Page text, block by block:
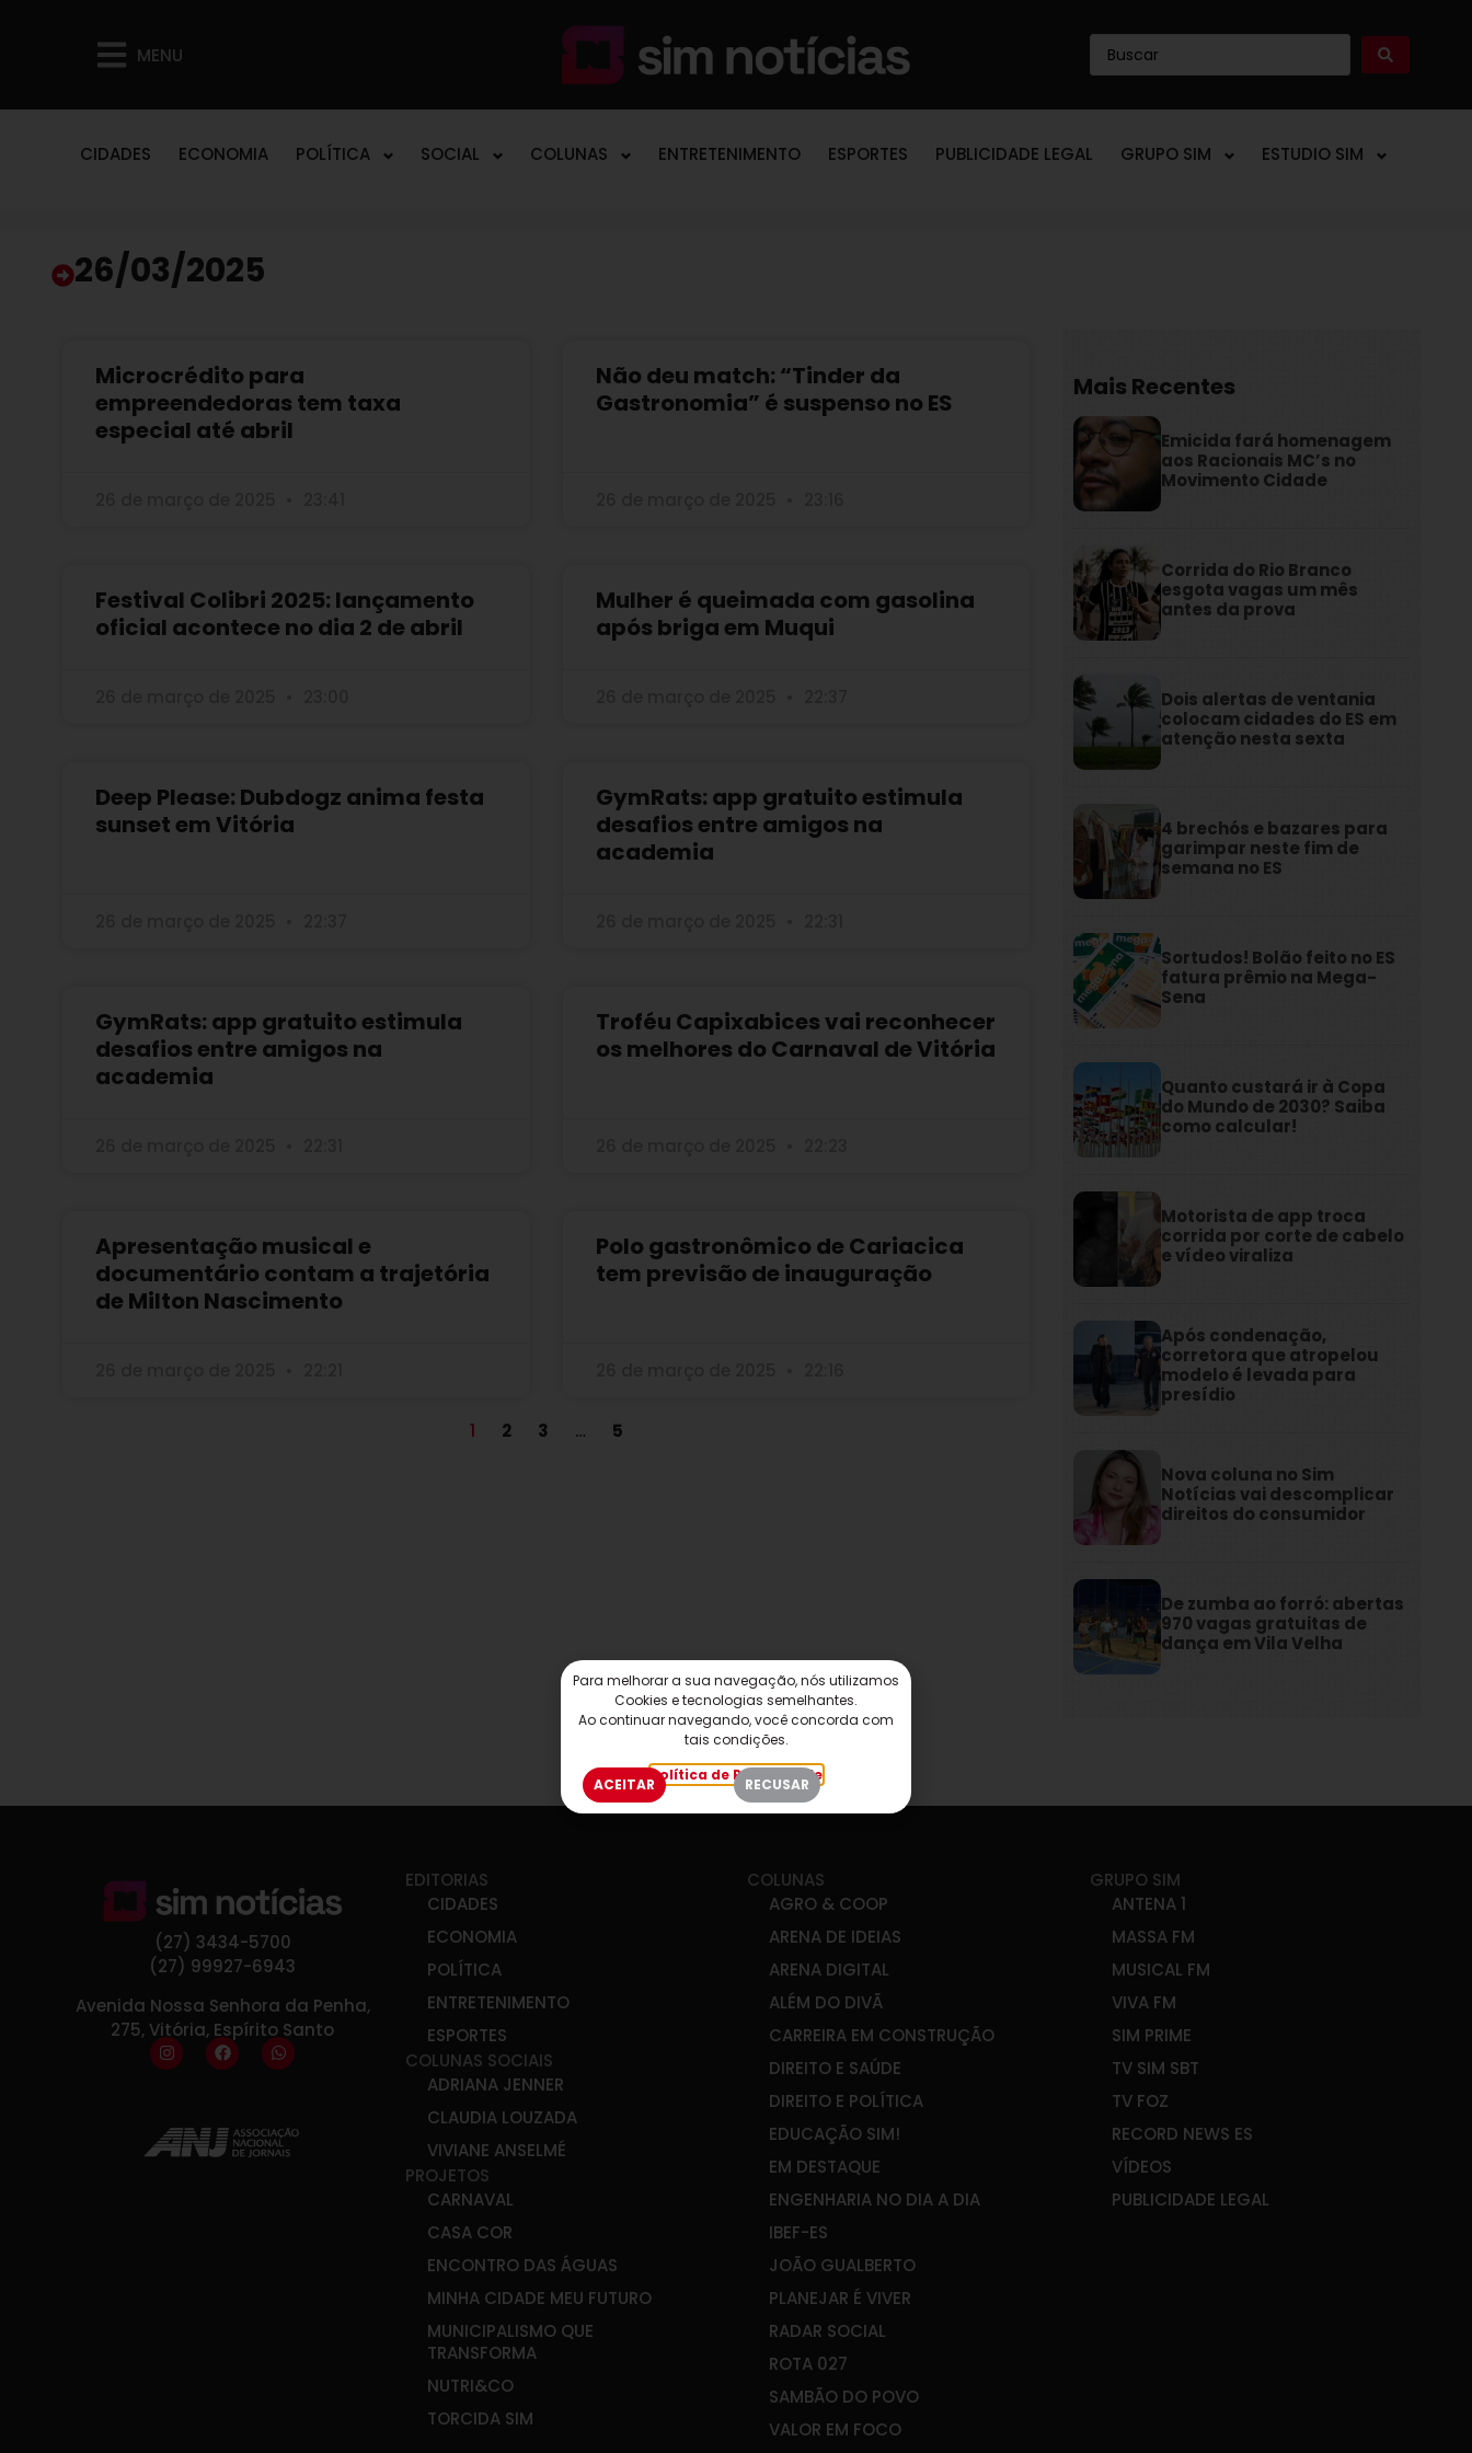
MENU
CIDADES ECONOMIA POLÍTICA SOCIAL COLUNAS ENTRETENIMENTO ESPORTES PUBLICIDADE LEGAL GRUPO SIM ESTUDIO SIM
26/03/2025
Microcrédito para
empreendedoras tem taxa
especial até abril
Não deu match: “Tinder da
Gastronomia” é suspenso no ES
Festival Colibri 2025: lançamento
oficial acontece no dia 2 de abril
Mulher é queimada com gasolina
após briga em Muqui
Deep Please: Dubdogz anima festa
sunset em Vitória
GymRats: app gratuito estimula
desafios entre amigos na
academia
GymRats: app gratuito estimula
desafios entre amigos na
academia
Troféu Capixabices vai reconhecer
os melhores do Carnaval de Vitória
Apresentação musical e
documentário contam a trajetória
de Milton Nascimento
Polo gastronômico de Cariacica
tem previsão de inauguração
1 2 3 … 5
Mais Recentes
Emicida fará homenagem
aos Racionais MC’s no
Movimento Cidade
Corrida do Rio Branco
esgota vagas um mês
antes da prova
Dois alertas de ventania
colocam cidades do ES em
atenção nesta sexta
4 brechós e bazares para
garimpar neste fim de
semana no ES
Sortudos! Bolão feito no ES
fatura prêmio na Mega-
Sena
Quanto custará ir à Copa
do Mundo de 2030? Saiba
como calcular!
Motorista de app troca
corrida por corte de cabelo
e vídeo viraliza
Após condenação,
corretora que atropelou
modelo é levada para
presídio
Nova coluna no Sim
Notícias vai descomplicar
direitos do consumidor
De zumba ao forró: abertas
970 vagas gratuitas de
dança em Vila Velha
(27) 3434-5700
(27) 99927-6943
Avenida Nossa Senhora da Penha,
275, Vitória, Espírito Santo
EDITORIAS
CIDADES
ECONOMIA
POLÍTICA
ENTRETENIMENTO
ESPORTES
COLUNAS SOCIAIS
ADRIANA JENNER
CLAUDIA LOUZADA
VIVIANE ANSELMÉ
PROJETOS
CARNAVAL
CASA COR
ENCONTRO DAS ÁGUAS
MINHA CIDADE MEU FUTURO
MUNICIPALISMO QUE
TRANSFORMA
NUTRI&CO
TORCIDA SIM
COLUNAS
AGRO & COOP
ARENA DE IDEIAS
ARENA DIGITAL
ALÉM DO DIVÃ
CARREIRA EM CONSTRUÇÃO
DIREITO E SAÚDE
DIREITO E POLÍTICA
EDUCAÇÃO SIM!
EM DESTAQUE
ENGENHARIA NO DIA A DIA
IBEF-ES
JOÃO GUALBERTO
PLANEJAR É VIVER
RADAR SOCIAL
ROTA 027
SAMBÃO DO POVO
VALOR EM FOCO
GRUPO SIM
ANTENA 1
MASSA FM
MUSICAL FM
VIVA FM
SIM PRIME
TV SIM SBT
TV FOZ
RECORD NEWS ES
VÍDEOS
PUBLICIDADE LEGAL
Para melhorar a sua navegação, nós utilizamos
Cookies e tecnologias semelhantes.
Ao continuar navegando, você concorda com
tais condições.
Política de Privacidade
ACEITAR RECUSAR